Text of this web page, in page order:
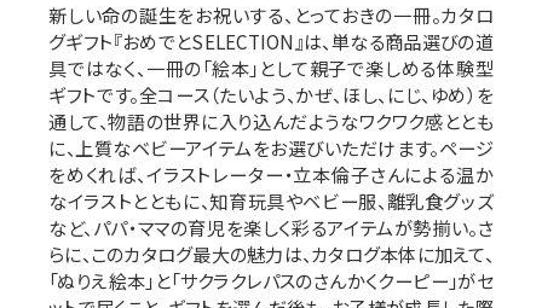
新しい命の誕生をお祝いする、とっておきの一冊。カタロ
グギフト『おめでとSELECTION』は、単なる商品選びの道
具ではなく、一冊の「絵本」として親子で楽しめる体験型
ギフトです。全コース（たいよう、かぜ、ほし、にじ、ゆめ）を
通して、物語の世界に入り込んだようなワクワク感ととも
に、上質なベビーアイテムをお選びいただけます。ページ
をめくれば、イラストレーター・立本倫子さんによる温か
なイラストとともに、知育玩具やベビー服、離乳食グッズ
など、パパ・ママの育児を楽しく彩るアイテムが勢揃い。さ
らに、このカタログ最大の魅力は、カタログ本体に加えて、
「ぬりえ絵本」と「サクラクレパスのさんかくクーピー」がセ